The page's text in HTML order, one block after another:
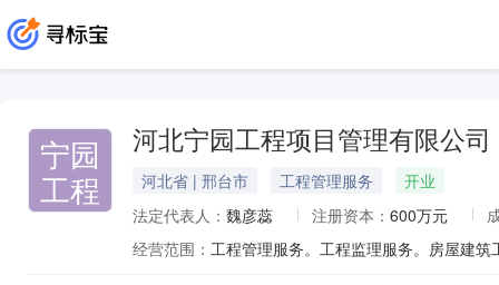
宁园
工程
河北宁园工程项目管理有限公司
河北省 | 邢台市 工程管理服务
开业
法定代表人： 魏彦蕊 注册资本： 600万元
经营范围：